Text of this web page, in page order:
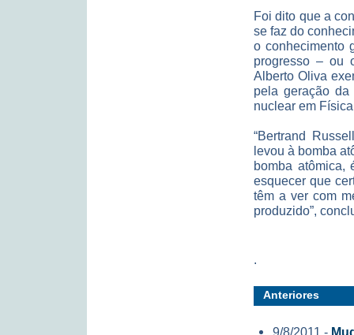
Foi dito que a
se faz do
o conhecimento
progresso – ou
Alberto Oliva
pela geração
nuclear em
“Bertrand
levou à bomba
bomba atômica,
esquecer que
têm a ver com
produzido”,
.
Anteriores
9/8/2011 -